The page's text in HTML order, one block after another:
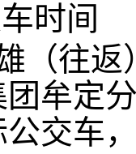
时间
（往
牟定
交车